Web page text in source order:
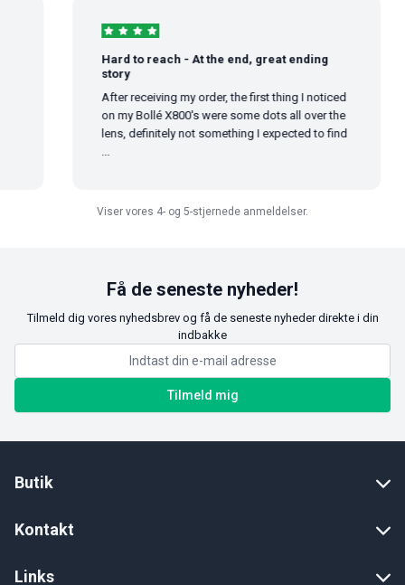
Hard to reach - At the end, great ending
story
After receiving my order, the first thing I noticed
on my Bollé X800's were some dots all over the
lens, definitely not something I expected to find
Viser vores 4- og 5-stjernede anmeldelser.
Få de seneste nyheder!
Tilmeld dig vores nyhedsbrev og få de seneste nyheder direkte i din
indbakke
Tilmeld mig
Butik
Kontakt
Links